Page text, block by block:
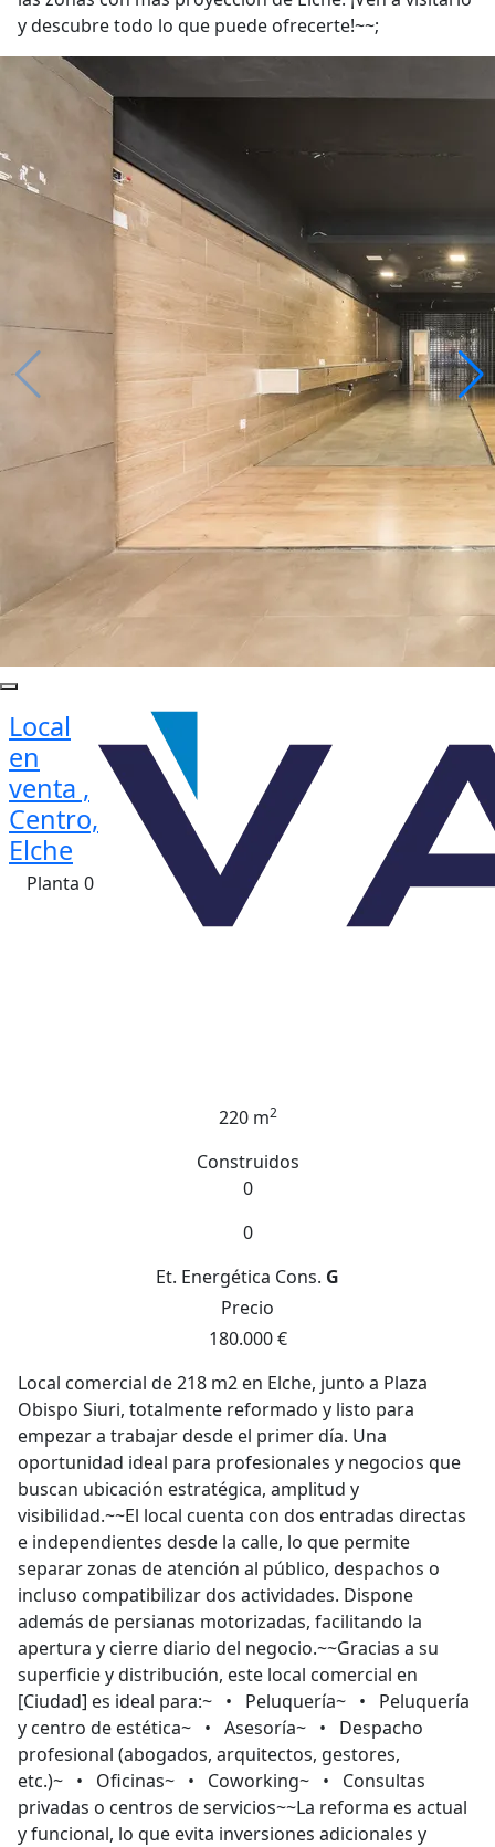
y descubre todo lo que puede ofrecerte!~~;
Local
en
venta ,
Centro,
Elche
Planta 0
220 m2
Construidos
0
0
Et. Energética Cons. G
Precio
180.000 €
Local comercial de 218 m2 en Elche, junto a Plaza
Obispo Siuri, totalmente reformado y listo para
empezar a trabajar desde el primer día. Una
oportunidad ideal para profesionales y negocios que
buscan ubicación estratégica, amplitud y
visibilidad.~~El local cuenta con dos entradas directas
e independientes desde la calle, lo que permite
separar zonas de atención al público, despachos o
incluso compatibilizar dos actividades. Dispone
además de persianas motorizadas, facilitando la
apertura y cierre diario del negocio.~~Gracias a su
superficie y distribución, este local comercial en
[Ciudad] es ideal para:~ • Peluquería~ • Peluquería
y centro de estética~ • Asesoría~ • Despacho
profesional (abogados, arquitectos, gestores,
etc.)~ • Oficinas~ • Coworking~ • Consultas
privadas o centros de servicios~~La reforma es actual
y funcional, lo que evita inversiones adicionales y